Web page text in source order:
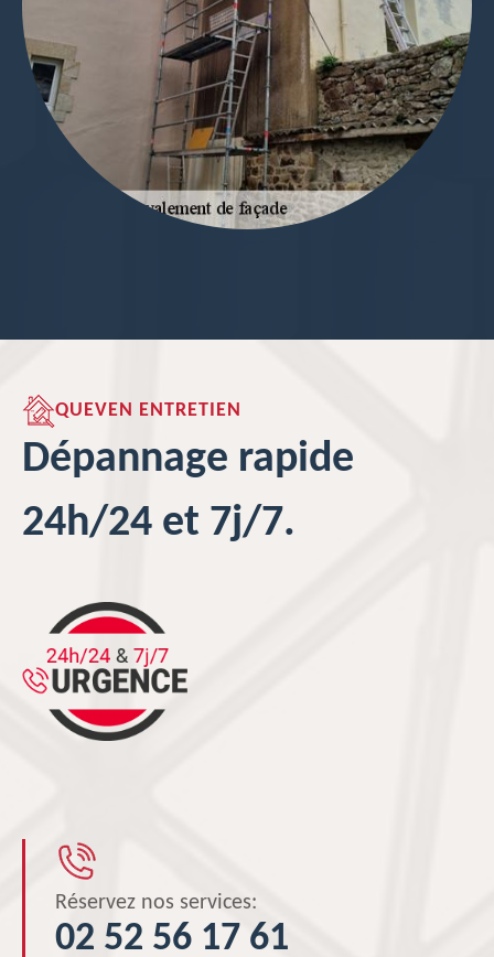
QUEVEN ENTRETIEN
Dépannage rapide
24h/24 et 7j/7.
Réservez nos services:
02 52 56 17 61